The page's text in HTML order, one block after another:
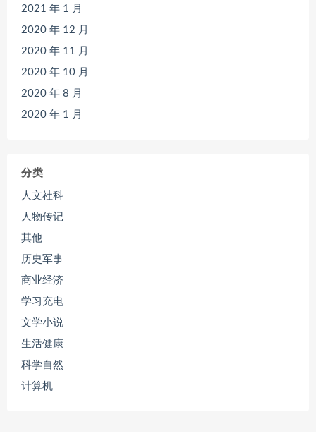
2021 年 1 月
2020 年 12 月
2020 年 11 月
2020 年 10 月
2020 年 8 月
2020 年 1 月
分类
人文社科
人物传记
其他
历史军事
商业经济
学习充电
文学小说
生活健康
科学自然
计算机